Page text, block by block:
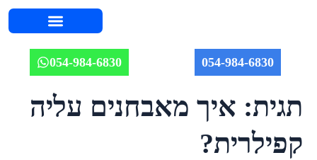
054-984-6830
054-984-6830
תגית: איך מאבחנים עליה
קפילרית?